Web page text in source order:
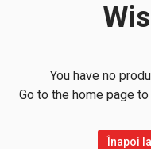
You have no
Go to the home page
Înapoi